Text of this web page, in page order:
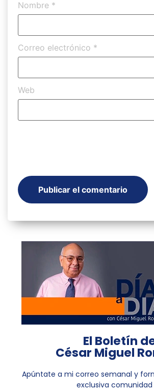
Nombre *
Correo electrónico *
Web
El Boletín
César Miguel
Apúntate a mi correo semanal y
exclusiva comunidad